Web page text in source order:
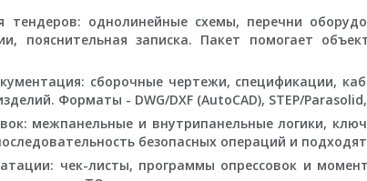
тендеров: однолинейные схемы, перечни
пояснительная записка. Пакет помогает
сборочные чертежи, спецификации,
Форматы - DWG/DXF (AutoCAD), STEP/
межпанельные и внутрипанельные логики,
безопасных операций и
чек-листы, программы опрессовок и